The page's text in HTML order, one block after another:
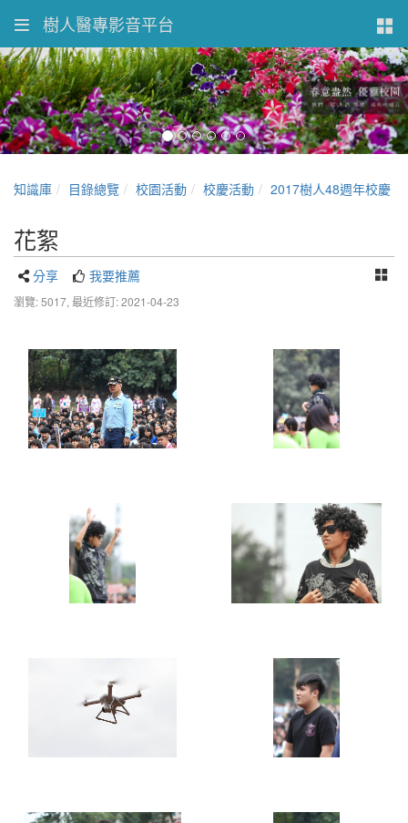
樹人醫專影音平台
知識庫 目錄總覽 校園活動 校慶活動 2017樹人48週年校慶
花絮
分享 我要推薦
瀏覽: 5017, 最近修訂: 2021-04-23